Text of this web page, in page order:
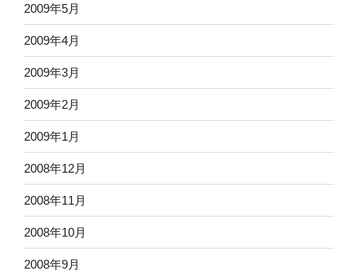
2009年5月
2009年4月
2009年3月
2009年2月
2009年1月
2008年12月
2008年11月
2008年10月
2008年9月